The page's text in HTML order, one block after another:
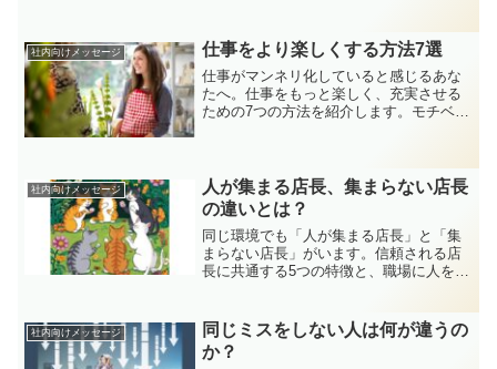
一つひとつの時間には、相手の予定や仕
事がつながっています。も...
社内向けメッセージ 仕事をより楽しくする方法7選
仕事がマンネリ化していると感じるあな
たへ。仕事をもっと楽しく、充実させる
ための7つの方法を紹介します。モチベー
社内向けメッセージ
人が集まる店長、集まらない店長
の違いとは？
同じ環境でも「人が集まる店長」と「集
まらない店長」がいます。信頼される店
長に共通する5つの特徴と、職場に人を惹
社内向けメッセージ
同じミスをしない人は何が違うの
か？